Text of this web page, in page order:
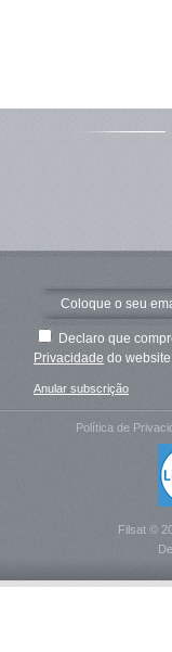
Declaro que
Privacidade do
Anular subscrição
Política de
Filsat ©